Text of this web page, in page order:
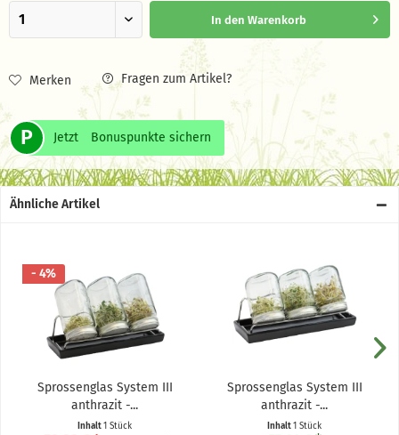
In den Warenkorb
Merken Fragen zum Artikel?
P Jetzt Bonuspunkte sichern
Ähnliche Artikel
- 4%
Sprossenglas System III
anthrazit -...
Inhalt1 Stück
Sprossenglas System III
anthrazit -...
Inhalt1 Stück